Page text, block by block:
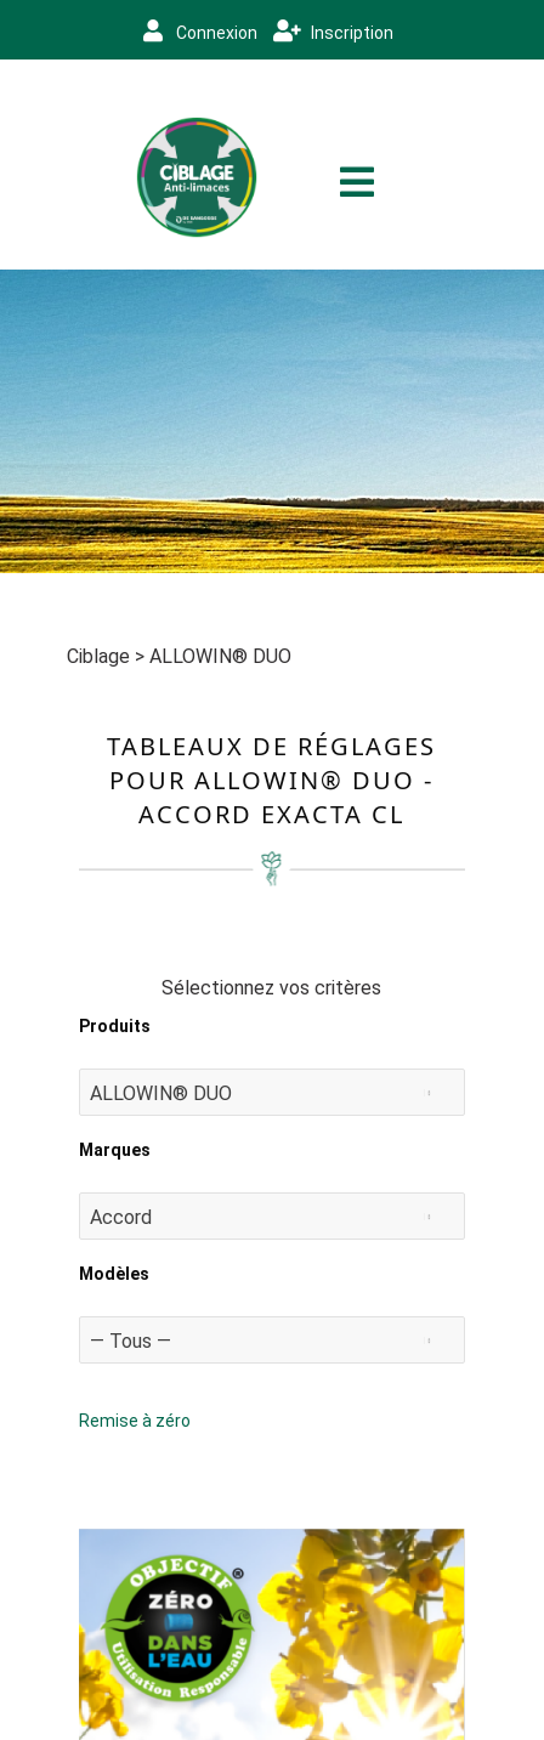
Connexion Inscription
Ciblage > ALLOWIN® DUO
TABLEAUX DE RÉGLAGES
POUR ALLOWIN® DUO -
ACCORD EXACTA CL
Sélectionnez vos critères
Produits
Marques
Modèles
Remise à zéro